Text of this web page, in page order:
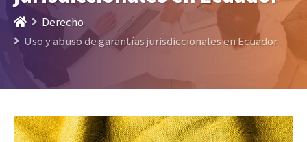
Derecho
Uso y abuso de garantías jurisdiccionales en Ecuador